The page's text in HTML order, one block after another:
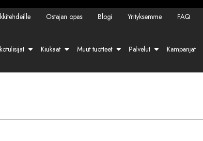
Ostajan opas Blogi Yrityksemme FAQ
Kiukaat Muut tuotteet Palvelut Kampanjat